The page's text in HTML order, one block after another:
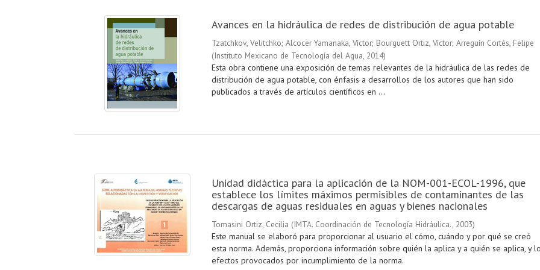
Avances en la hidráulica de redes de distribución de agua potable
Tzatchkov, Velitchko; Alcocer Yamanaka, Víctor; Bourguett Ortiz, Víctor; Arreguín Cortés, Felipe
(Instituto Mexicano de Tecnología del Agua, 2014)
Esta obra contiene una exposición de temas relevantes de la hidráulica de las redes de
distribución de agua potable, con énfasis a desarrollos de los autores que han sido
publicados a través de artículos científicos en ...
Unidad didáctica para la aplicación de la NOM-001-ECOL-1996, que
establece los límites máximos permisibles de contaminantes de las
descargas de aguas residuales en aguas y bienes nacionales
Tomasini Ortiz, Cecilia (IMTA. Coordinación de Tecnología Hidráulica., 2003)
Este manual se elaboró para proporcionar al usuario el cómo, cuándo y por qué se creó
esta norma. Además, proporciona información sobre quién la aplica y a quién se aplica, y
efectos provocados por incumplimiento de la norma.